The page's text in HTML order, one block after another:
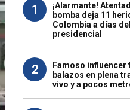
1
¡Alarmante!
bomba deja 11
Colombia a días
presidencial
2
Famoso influencer
balazos en plena
vivo y a pocos